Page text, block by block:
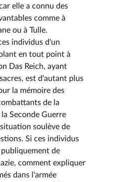
elle a connu des
comme à
ou à Tulle.
individus d'un
en tout point à
Das Reich, ayant
est d'autant plus
la mémoire des
de la
Seconde Guerre
soulève de
Si ces individus
de
comment expliquer
dans l'armée